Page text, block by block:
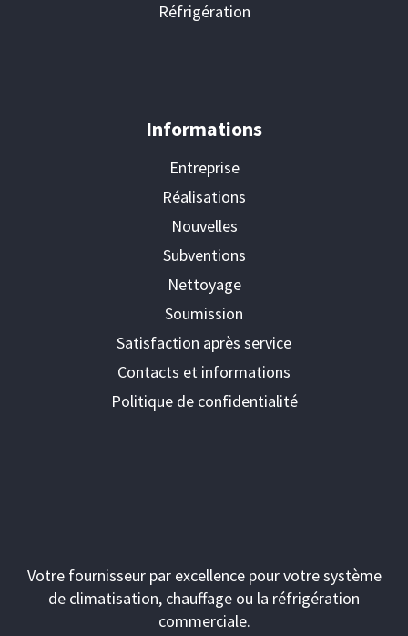
Réfrigération
Informations
Entreprise
Réalisations
Nouvelles
Subventions
Nettoyage
Soumission
Satisfaction après service
Contacts et informations
Politique de confidentialité
Votre fournisseur par excellence pour votre système
de climatisation, chauffage ou la réfrigération
commerciale.